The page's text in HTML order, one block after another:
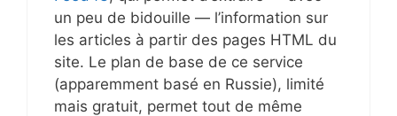
un peu de bidouille — l’information sur
les articles à partir des pages HTML du
site. Le plan de base de ce service
(apparemment basé en Russie), limité
mais gratuit, permet tout de même